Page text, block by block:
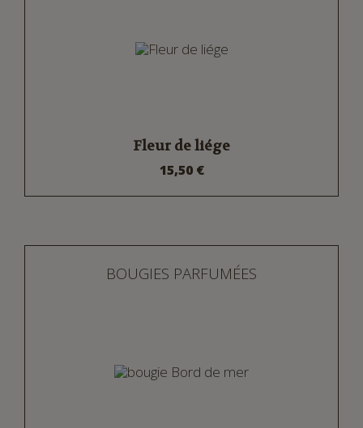
Fleur de liége
15,50 €
BOUGIES PARFUMÉES